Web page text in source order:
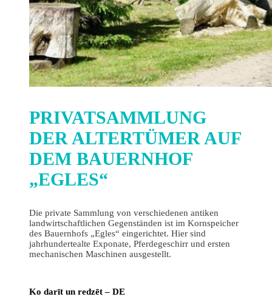
PRIVATSAMMLUNG
DER ALTERTÜMER AUF
DEM BAUERNHOF
„EGLES“
Die private Sammlung von verschiedenen antiken
landwirtschaftlichen Gegenständen ist im Kornspeicher
des Bauernhofs „Egles“ eingerichtet. Hier sind
jahrhundertealte Exponate, Pferdegeschirr und ersten
mechanischen Maschinen ausgestellt.
Ko darīt un redzēt – DE